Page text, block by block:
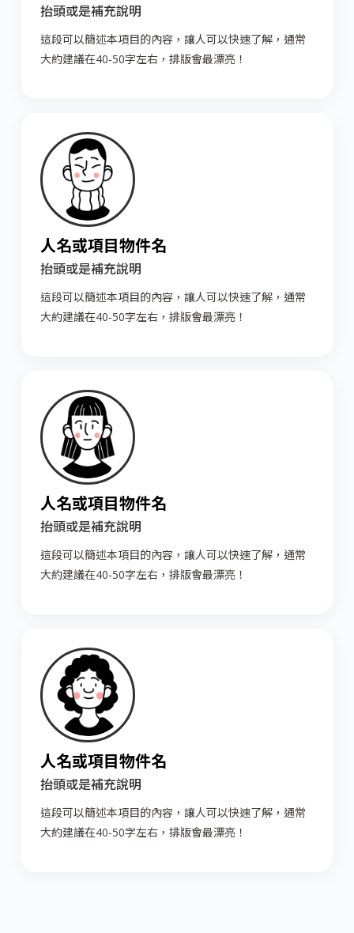
抬頭或是補充說明
這段可以簡述本項目的內容，讓人可以快速了解，通常
大約建議在40-50字左右，排版會最漂亮！
人名或項目物件名
抬頭或是補充說明
這段可以簡述本項目的內容，讓人可以快速了解，通常
大約建議在40-50字左右，排版會最漂亮！
人名或項目物件名
抬頭或是補充說明
這段可以簡述本項目的內容，讓人可以快速了解，通常
大約建議在40-50字左右，排版會最漂亮！
人名或項目物件名
抬頭或是補充說明
這段可以簡述本項目的內容，讓人可以快速了解，通常
大約建議在40-50字左右，排版會最漂亮！